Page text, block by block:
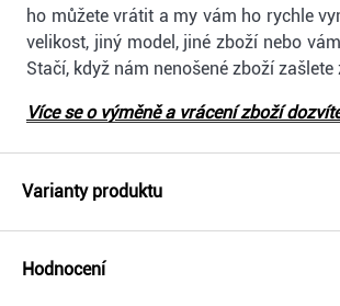
ho můžete vrátit a my vám ho rychle
velikost, jiný model, jiné zboží nebo
Stačí, když nám nenošené zboží zašlete
Více se o výměně a vrácení zboží
Varianty produktu
Hodnocení